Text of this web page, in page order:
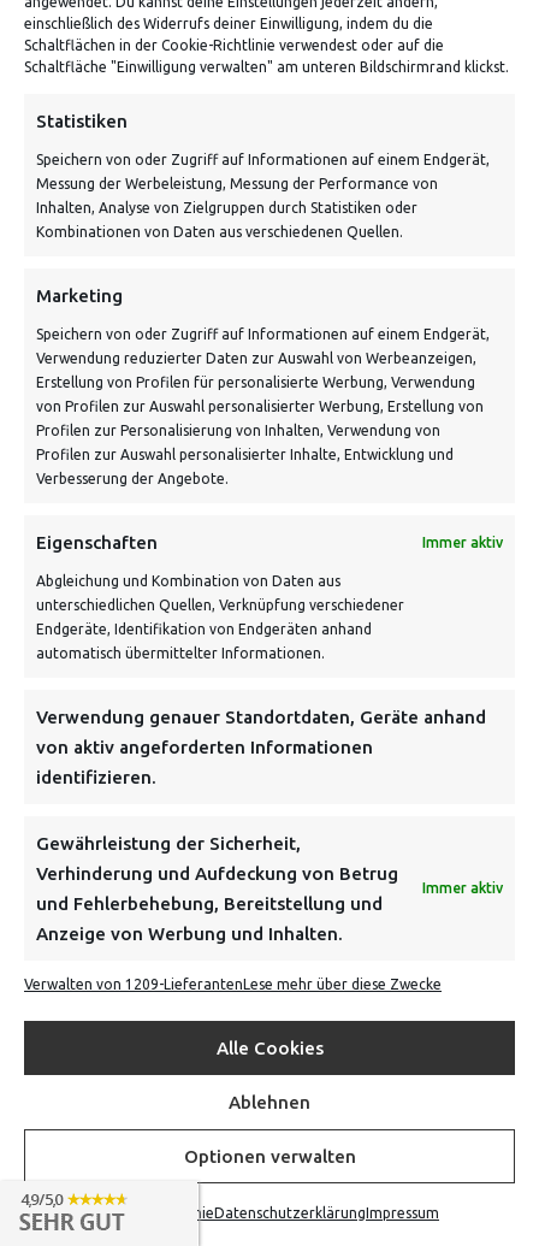
einschließlich des Widerrufs deiner Einwilligung, indem du die
Schaltflächen in der Cookie-Richtlinie verwendest oder auf die
Schaltfläche "Einwilligung verwalten" am unteren Bildschirmrand klickst.
Statistiken
Speichern von oder Zugriff auf Informationen auf einem Endgerät,
Messung der Werbeleistung, Messung der Performance von
Inhalten, Analyse von Zielgruppen durch Statistiken oder
Kombinationen von Daten aus verschiedenen Quellen.
Marketing
Speichern von oder Zugriff auf Informationen auf einem Endgerät,
Verwendung reduzierter Daten zur Auswahl von Werbeanzeigen,
Erstellung von Profilen für personalisierte Werbung, Verwendung
von Profilen zur Auswahl personalisierter Werbung, Erstellung von
Profilen zur Personalisierung von Inhalten, Verwendung von
Profilen zur Auswahl personalisierter Inhalte, Entwicklung und
Verbesserung der Angebote.
Eigenschaften Immer aktiv
Abgleichung und Kombination von Daten aus
unterschiedlichen Quellen, Verknüpfung verschiedener
Endgeräte, Identifikation von Endgeräten anhand
automatisch übermittelter Informationen.
Verwendung genauer Standortdaten, Geräte anhand
von aktiv angeforderten Informationen
identifizieren.
Gewährleistung der Sicherheit,
Verhinderung und Aufdeckung von Betrug
und Fehlerbehebung, Bereitstellung und
Anzeige von Werbung und Inhalten.
Immer aktiv
Verwalten von 1209-LieferantenLese mehr über diese Zwecke
Alle Cookies
Ablehnen
Optionen verwalten
Cookie-RichtlinieDatenschutzerklärungImpressum
Von Tiling GmbH
Kontakt: Mo - Fr von 10:00 bis 18:00 Uhr
info@vontiling.de
VERSANDKOSTENHINWEIS:
NEWSLETTER
Danke, deine Registrierung war erfolgreich! Bitte prüfe
FOLGE UNS
INFORMATIONEN
VON TILING© 2016-2026
NACH OBEN